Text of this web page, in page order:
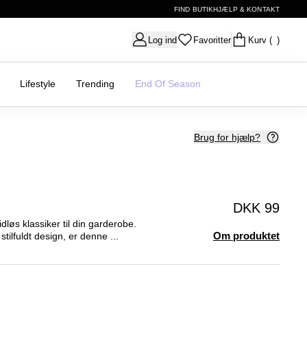
FIND BUTIKHJÆLP & KONTAKT
Log ind Favoritter Kurv ( )
Lifestyle Trending End Of Season
Brug for hjælp?
DKK 99
klassiker til din garderobe.
design, er denne ...
Om produktet